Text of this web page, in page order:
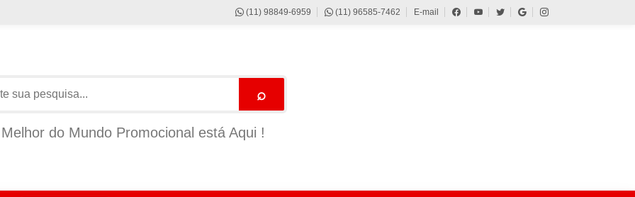
(11) 98849-6959 (11) 96585-7462 E-mail
⌕
do Mundo Promocional está Aqui !